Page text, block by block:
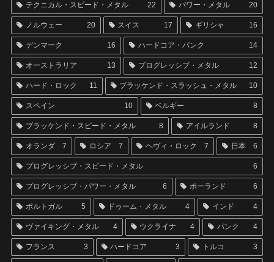
テクニカル・スピード・メタル 22 パワー・メタル 20
ノルウェー 20 スイス 17 ギリシャ 16
デンマーク 16 ハードコア・パンク 14
オーストラリア 13 プログレッシブ・メタル 12
ハード・ロック 11 ブラッケンド・スラッシュ・メタル 10
スペイン 10 ベルギー 8
ブラッケンド・スピード・メタル 8 アイルランド 8
オランダ 7 ロシア 7 ヘヴィ・ロック 7 日本 6
プログレッシブ・スピード・メタル 6
プログレッシブ・パワー・メタル 6 ポーランド 6
ポルトガル 5 ドゥーム・メタル 4 インド 4
ヴァイキング・メタル 4 ウクライナ 4 パンク 4
フランス 3 ハードコア 3 トルコ 3